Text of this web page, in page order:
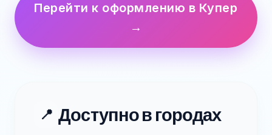
Перейти к оформлению в Купер
→
📍 Доступно в городах